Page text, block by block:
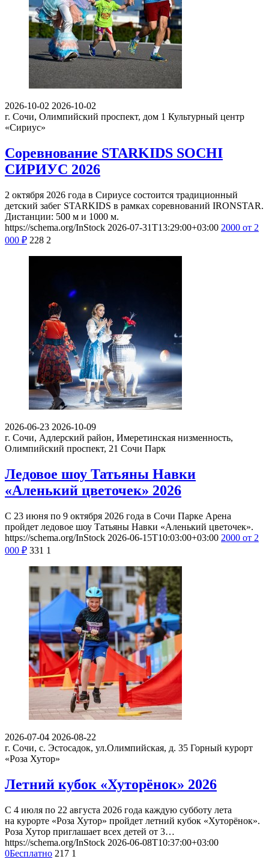
2026-10-02 2026-10-02
г. Сочи, Олимпийский проспект, дом 1 Культурный центр
«Сириус»
Соревнование STARKIDS SOCHI
СИРИУС 2026
2 октября 2026 года в Сириусе состоится традиционный
детский забег STARKIDS в рамках соревнований IRONSTAR.
Дистанции: 500 м и 1000 м.
https://schema.org/InStock 2026-07-31T13:29:00+03:00 2000 от 2
000 ₽ 228 2
2026-06-23 2026-10-09
г. Сочи, Адлерский район, Имеретинская низменность,
Олимпийский проспект, 21 Сочи Парк
Ледовое шоу Татьяны Навки
«Аленький цветочек» 2026
С 23 июня по 9 октября 2026 года в Сочи Парке Арена
пройдет ледовое шоу Татьяны Навки «Аленький цветочек».
https://schema.org/InStock 2026-06-15T10:03:00+03:00 2000 от 2
000 ₽ 331 1
2026-07-04 2026-08-22
г. Сочи, с. Эстосадок, ул.Олимпийская, д. 35 Горный курорт
«Роза Хутор»
Летний кубок «Хуторёнок» 2026
С 4 июля по 22 августа 2026 года каждую субботу лета
на курорте «Роза Хутор» пройдет летний кубок «Хуторёнок».
Роза Хутор приглашает всех детей от 3…
https://schema.org/InStock 2026-06-08T10:37:00+03:00
0Бесплатно 217 1